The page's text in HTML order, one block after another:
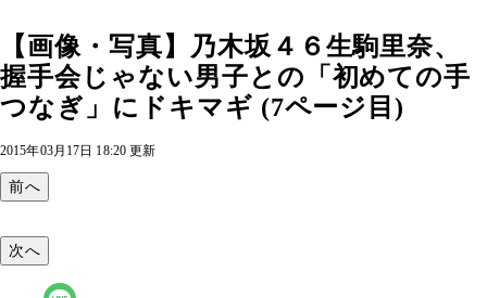
【画像・写真】乃木坂４６生駒里奈、
握手会じゃない男子との「初めての手
つなぎ」にドキマギ (7ページ目)
2015年03月17日 18:20 更新
前へ
次へ